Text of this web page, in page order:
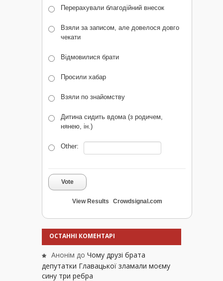
Перерахували благодійний внесок
Взяли за записом, але довелося довго
чекати
Відмовилися брати
Просили хабар
Взяли по знайомству
Дитина сидить вдома (з родичем,
нянею, ін.)
Other:
Vote
View Results Crowdsignal.com
ОСТАННІ КОМЕНТАРІ
Анонім до Чому друзі брата
депутатки Главацької зламали моєму
сину три ребра